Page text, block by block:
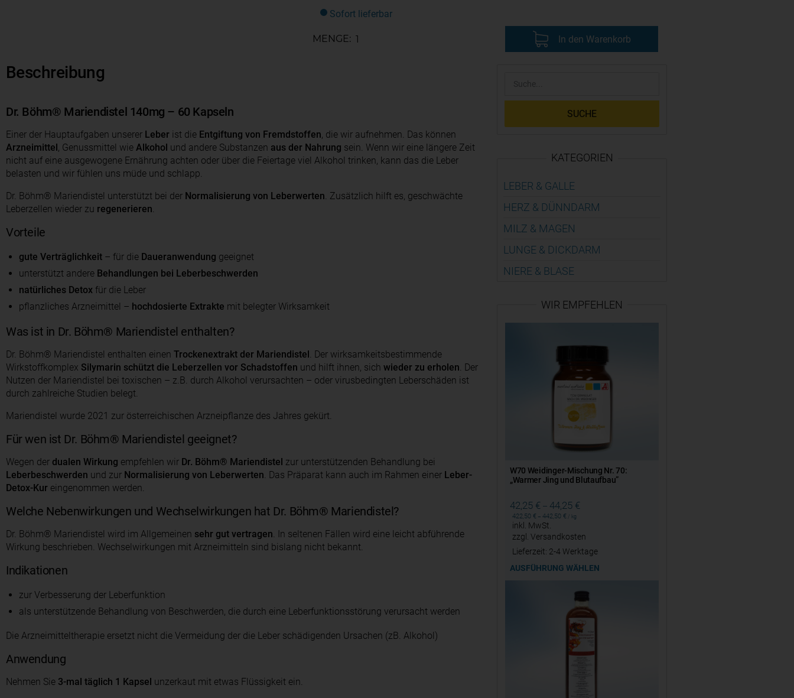
Sofort lieferbar
MENGE: In den Warenkorb
Beschreibung
Dr. Böhm® Mariendistel 140mg – 60 Kapseln
Einer der Hauptaufgaben unserer Leber ist die Entgiftung von Fremdstoffen, die wir aufnehmen. Das können
Arzneimittel , Genussmittel wie Alkohol und andere Substanzen aus der Nahrung sein. Wenn wir eine längere Zeit
nicht auf eine ausgewogene Ernährung achten oder über die Feiertage viel Alkohol trinken, kann das die Leber
belasten und wir fühlen uns müde und schlapp.
Dr. Böhm® Mariendistel unterstützt bei der Normalisierung von Leberwerten. Zusätzlich hilft es, geschwächte
Leberzellen wieder zu regenerieren.
Vorteile
gute Verträglichkeit – für die Daueranwendung geeignet
unterstützt andere Behandlungen bei Leberbeschwerden
natürliches Detox für die Leber
pflanzliches Arzneimittel – hochdosierte Extrakte mit belegter Wirksamkeit
Was ist in Dr. Böhm® Mariendistel enthalten?
Dr. Böhm® Mariendistel enthalten einen Trockenextrakt der Mariendistel . Der wirksamkeitsbestimmende
Wirkstoffkomplex Silymarin schützt die Leberzellen vor Schadstoffen und hilft ihnen, sich wieder zu erholen. Der
Nutzen der Mariendistel bei toxischen – z.B. durch Alkohol verursachten – oder virusbedingten Leberschäden ist
durch zahlreiche Studien belegt.
Mariendistel wurde 2021 zur österreichischen Arzneipflanze des Jahres gekürt.
Für wen ist Dr. Böhm® Mariendistel geeignet?
Wegen der dualen Wirkung empfehlen wir Dr. Böhm® Mariendistel zur unterstützenden Behandlung bei
Leberbeschwerden und zur Normalisierung von Leberwerten. Das Präparat kann auch im Rahmen einer Leber-
Detox-Kur eingenommen werden.
Welche Nebenwirkungen und Wechselwirkungen hat Dr. Böhm® Mariendistel?
Dr. Böhm® Mariendistel wird im Allgemeinen sehr gut vertragen. In seltenen Fällen wird eine leicht abführende
Wirkung beschrieben. Wechselwirkungen mit Arzneimitteln sind bislang nicht bekannt.
Indikationen
zur Verbesserung der Leberfunktion
als unterstützende Behandlung von Beschwerden, die durch eine Leberfunktionsstörung verursacht werden
Die Arzneimitteltherapie ersetzt nicht die Vermeidung der die Leber schädigenden Ursachen (zB. Alkohol)
Anwendung
Nehmen Sie 3-mal täglich 1 Kapsel unzerkaut mit etwas Flüssigkeit ein.
SUCHE
KATEGORIEN
LEBER & GALLE
HERZ & DÜNN­DARM
MILZ & MAGEN
LUNGE & DICK­DARM
NIERE & BLASE
WIR EMPFEHLEN
W70 Weidinger-Mischung Nr. 70:
„Warmer Jing und Blutaufbau”
42,25 € – 44,25 €
422,50 € – 442,50 € kg
inkl. MwSt.
zzgl. Versandkosten
Lieferzeit: 2-4 Werktage
AUSFÜHRUNG WÄHLEN